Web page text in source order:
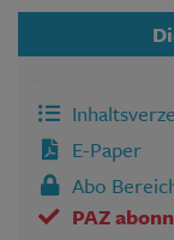
E-Paper
Abo
PAZ